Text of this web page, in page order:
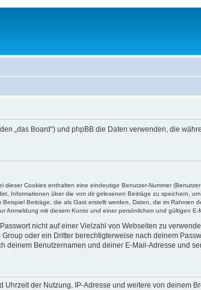
„das Board“) und phpBB die Daten verwenden, die
Cookies enthalten eine eindeutige Benutzer-Nummer
Informationen über die von dir gelesenen Beiträge zu speichern,
Beiträge, die als Gast erstellt werden, Daten, die im Rahmen
mit diesem Konto und einer persönlichen und gültigen E-
nicht auf einer Vielzahl von Webseiten zu
oder ein Dritter berechtigterweise nach deinem
deinem Benutzernamen und deiner E-Mail-Adresse und
der Nutzung, IP-Adresse und weitere von deinem